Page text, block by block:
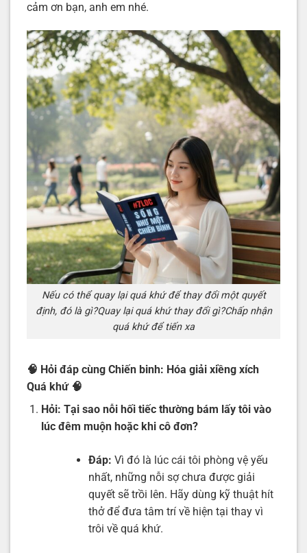
cảm ơn bạn, anh em nhé.
Nếu có thể quay lại quá khứ để thay đổi một quyết
định, đó là gì?Quay lại quá khứ thay đổi gì?Chấp nhận
quá khứ để tiến xa
🧠 Hỏi đáp cùng Chiến binh: Hóa giải xiềng xích
Quá khứ 🧠
Hỏi: Tại sao nỗi hối tiếc thường bám lấy tôi vào
lúc đêm muộn hoặc khi cô đơn?
Đáp: Vì đó là lúc cái tôi phòng vệ yếu
nhất, những nỗi sợ chưa được giải
quyết sẽ trồi lên. Hãy dùng kỹ thuật hít
thở để đưa tâm trí về hiện tại thay vì
trôi về quá khứ.